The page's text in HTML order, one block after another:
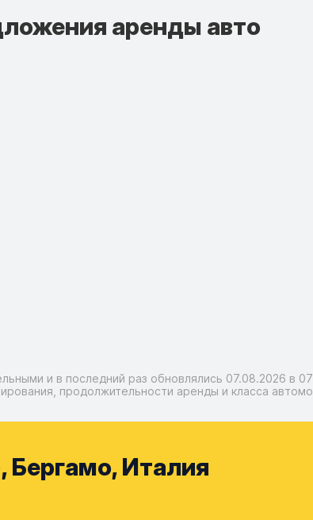
аренды авто
и в последний раз обновлялись 07.08.2026 в
продолжительности аренды и класса
Бергамо, Италия